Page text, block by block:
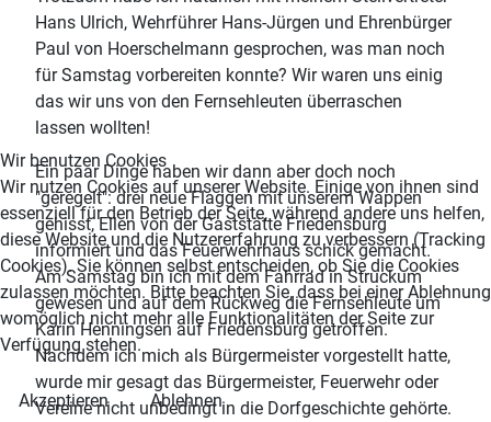
Hans Ulrich, Wehrführer Hans-Jürgen und Ehrenbürger
Paul von Hoerschelmann gesprochen, was man noch
für Samstag vorbereiten konnte? Wir waren uns einig
das wir uns von den Fernsehleuten überraschen
lassen wollten!
Ein paar Dinge haben wir dann aber doch noch
"geregelt": drei neue Flaggen mit unserem Wappen
gehisst, Ellen von der Gaststätte Friedensburg
informiert und das Feuerwehrhaus schick gemacht.
Am Samstag bin ich mit dem Fahrrad in Struckum
gewesen und auf dem Rückweg die Fernsehleute um
Karin Henningsen auf Friedensburg getroffen.
Nachdem ich mich als Bürgermeister vorgestellt hatte,
wurde mir gesagt das Bürgermeister, Feuerwehr oder
Vereine nicht unbedingt in die Dorfgeschichte gehörte.
Wir benutzen Cookies
Wir nutzen Cookies auf unserer Website. Einige von ihnen sind
essenziell für den Betrieb der Seite, während andere uns helfen,
diese Website und die Nutzererfahrung zu verbessern (Tracking
Cookies). Sie können selbst entscheiden, ob Sie die Cookies
zulassen möchten. Bitte beachten Sie, dass bei einer Ablehnung
womöglich nicht mehr alle Funktionalitäten der Seite zur
Verfügung stehen.
Akzeptieren
Ablehnen